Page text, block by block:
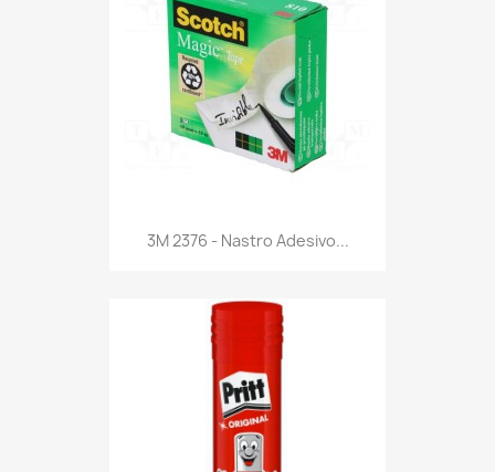
 Anteprima
3M 2376 - Nastro Adesivo...